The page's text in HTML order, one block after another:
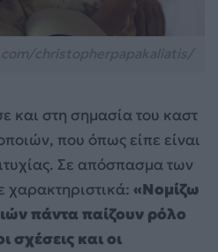
και στη σημασία του καστ
που όπως είπε είναι
Σε απόσπασμα των
«Νομίζω
πάντα παίζουν ρόλο
σχέσεις και οι